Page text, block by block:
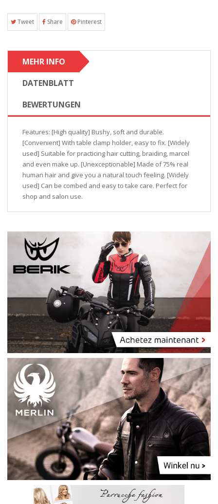
Tweet Share Pinterest
MEHR INFO
DATENBLATT
BEWERTUNGEN
Features: [High quality] Bushy, soft and durable.
[Convenient] With table clamp holder, easy to fix. [Widely
used] Suitable for practicing hair cutting, braiding, marcel
and even make up. [Unexceptionable] Made of 75% real
human hair and give you a natural touch feeling. [Widely
used] Can be combed and easy to take care. Perfect for
shop and salon use.